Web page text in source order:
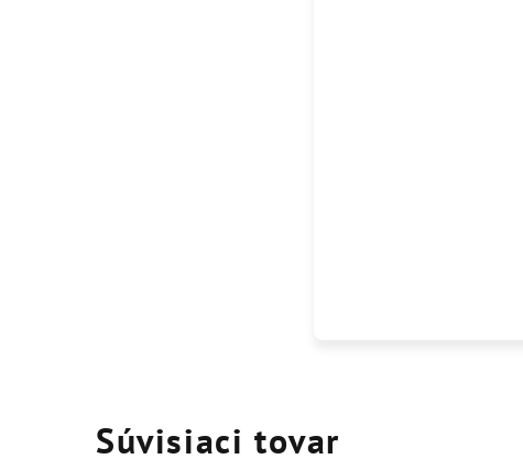
Súvisiaci tovar